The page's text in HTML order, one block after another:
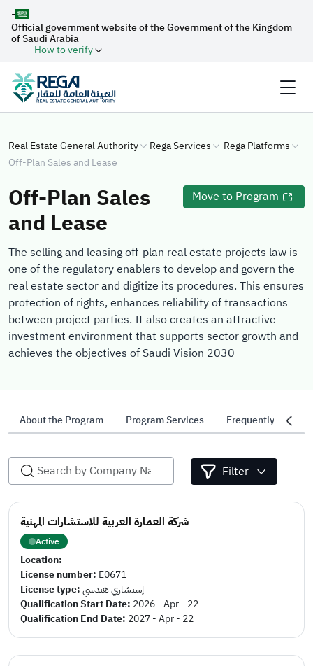
-
Official government website of the Government of the Kingdom
of Saudi Arabia
How to verify
Real Estate General Authority Rega Services
Rega Platforms
Off-Plan Sales and Lease
Off-Plan Sales
and Lease
Move to Program
The selling and leasing off-plan real estate projects law is
one of the regulatory enablers to develop and govern the
real estate sector and digitize its procedures. This ensures
protection of rights, enhances reliability of transactions
between project parties. It also creates an attractive
investment environment that supports sector growth and
achieves the objectives of Saudi Vision 2030
About the Program Program Services Frequently Asked
Filter
شركة العمارة العربية للاستشارات المهنية
Active
Location:
License number: E0671
License type:إستشاري هندسي
Qualification Start Date: 2026 - Apr - 22
Qualification End Date: 2027 - Apr - 22